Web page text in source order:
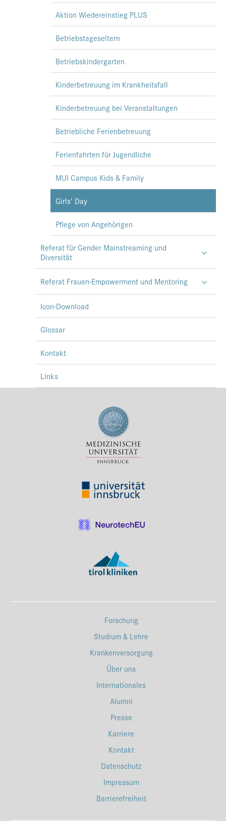
Aktion Wiedereinstieg PLUS
Betriebstageseltern
Betriebskindergarten
Kinderbetreuung im Krankheitsfall
Kinderbetreuung bei Veranstaltungen
Betriebliche Ferienbetreuung
Ferienfahrten für Jugendliche
MUI Campus Kids & Family
Girls’ Day
Pflege von Angehörigen
Referat für Gender Mainstreaming und
Diversität
Referat Frauen-Empowerment und Mentoring
Icon-Download
Glossar
Kontakt
Links
Forschung
Studium & Lehre
Krankenversorgung
Über uns
Internationales
Alumni
Presse
Karriere
Kontakt
Datenschutz
Impressum
Barrierefreiheit